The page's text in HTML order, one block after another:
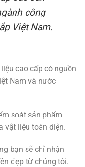
công
Việt Nam.
cao cấp có nguồn
Nam và nước
soát sản phẩm
vật liệu toàn diện.
bạn sẽ chỉ nhận
đẹp từ chúng tôi.